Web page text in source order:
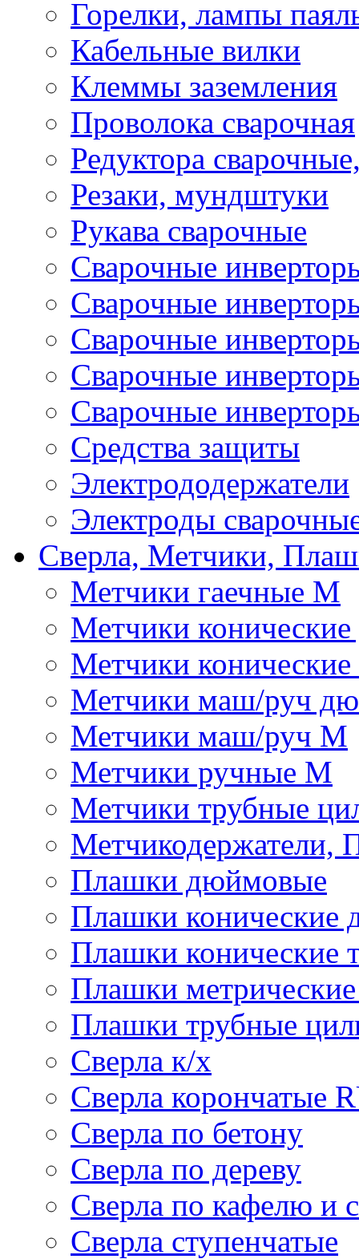
Горелки, лампы
Кабельные вилки
Клеммы заземления
Проволока сварочная
Редуктора
Резаки, мундштуки
Рукава сварочные
Сварочные
Сварочные
Сварочные
Сварочные
Сварочные
Средства защиты
Электрододержатели
Электроды
Сверла, Метчики,
Метчики гаечные М
Метчики
Метчики
Метчики маш/руч
Метчики маш/руч М
Метчики ручные М
Метчики трубные
Метчикодержатели,
Плашки дюймовые
Плашки
Плашки конические
Плашки
Плашки трубные
Сверла к/х
Сверла корончатые
Сверла по бетону
Сверла по дереву
Сверла по кафелю и
Сверла ступенчатые